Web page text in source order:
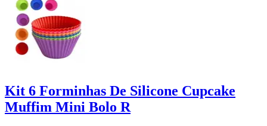
Kit 6 Forminhas De Silicone Cupcake
Muffim Mini Bolo R